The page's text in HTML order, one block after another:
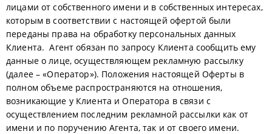
лицами от собственного имени и в собственных интересах,
которым в соответствии с настоящей офертой были
переданы права на обработку персональных данных
Клиента. Агент обязан по запросу Клиента сообщить ему
данные о лице, осуществляющем рекламную рассылку
(далее – «Оператор»). Положения настоящей Оферты в
полном объеме распространяются на отношения,
возникающие у Клиента и Оператора в связи с
осуществлением последним рекламной рассылки как от
имени и по поручению Агента, так и от своего имени.